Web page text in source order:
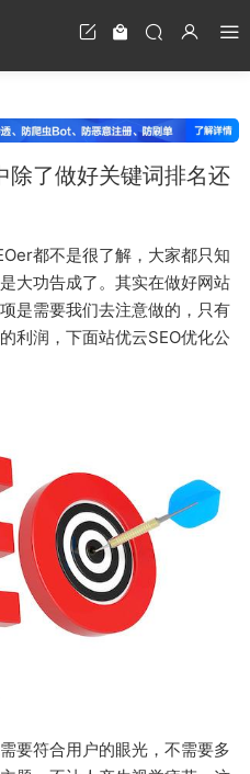
除了做好关键词排名还
都不是很了解，大家都只知
大功告成了。其实在做好网站
是需要我们去注意做的，只有
利润，下面站优云SEO优化公
符合用户的眼光，不需要多